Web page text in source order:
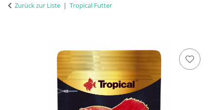
Zurück zur Liste Tropical Futter